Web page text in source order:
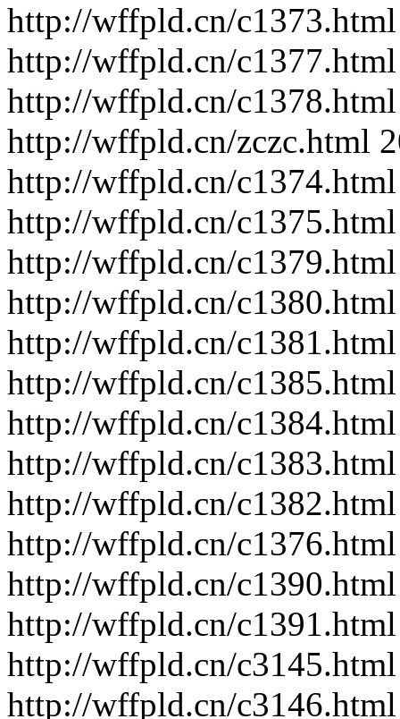
http://wffpld.cn/c1373.html
http://wffpld.cn/c1377.html
http://wffpld.cn/c1378.html
http://wffpld.cn/zczc.html
http://wffpld.cn/c1374.html
http://wffpld.cn/c1375.html
http://wffpld.cn/c1379.html
http://wffpld.cn/c1380.html
http://wffpld.cn/c1381.html
http://wffpld.cn/c1385.html
http://wffpld.cn/c1384.html
http://wffpld.cn/c1383.html
http://wffpld.cn/c1382.html
http://wffpld.cn/c1376.html
http://wffpld.cn/c1390.html
http://wffpld.cn/c1391.html
http://wffpld.cn/c3145.html
http://wffpld.cn/c3146.html